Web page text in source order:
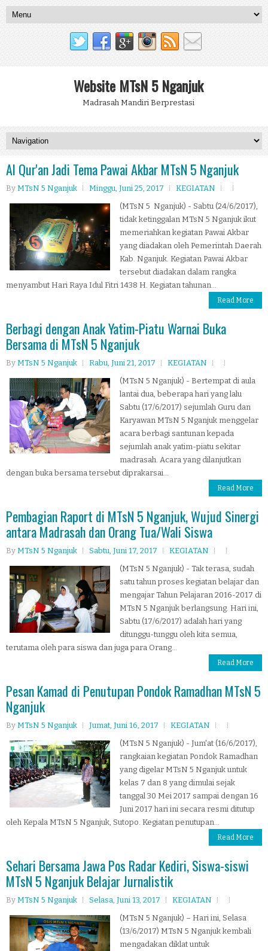
Website MTsN 5 Nganjuk
Madrasah Mandiri Berprestasi
Al Qur'an Jadi Tema Pawai Akbar MTsN 5 Nganjuk
By MTsN 5 Nganjuk Minggu, Juni 25, 2017
KEGIATAN
(MTsN 5 Nganjuk) - Sabtu (24/6/2017),
tidak ketinggalan MTsN 5 Nganjuk ikut
memeriahkan kegiatan Pawai Akbar
yang diadakan oleh Pemerintah Daerah
Kab. Nganjuk. Kegiatan Pawai Akbar
tersebut diadakan dalam rangka
menyambut Hari Raya Idul Fitri 1438 H. Kegiatan tahunan...
Read More
Berbagi dengan Anak Yatim-Piatu Warnai Buka
Bersama di MTsN 5 Nganjuk
By MTsN 5 Nganjuk Rabu, Juni 21, 2017
KEGIATAN
(MTsN 5 Nganjuk) - Bertempat di aula
lantai dua, beberapa hari yang lalu
Sabtu (17/6/2017) sejumlah Guru dan
Karyawan MTsN 5 Nganjuk menggelar
acara berbagi santunan kepada
sejumlah anak yatim-piatu sekitar
madrasah. Acara yang dilanjutkan
dengan buka bersama tersebut diprakarsai...
Read More
Pembagian Raport di MTsN 5 Nganjuk, Wujud Sinergi
antara Madrasah dan Orang Tua/Wali Siswa
By MTsN 5 Nganjuk Sabtu, Juni 17, 2017
KEGIATAN
(MTsN 5 Nganjuk) - Tak terasa, sudah
satu tahun proses kegiatan belajar dan
mengajar Tahun Pelajaran 2016-2017 di
MTsN 5 Nganjuk berlangsung. Hari ini,
Sabtu (17/6/2017) adalah hari yang
ditunggu-tunggu oleh kita semua,
terutama oleh para siswa dan juga para Orang...
Read More
Pesan Kamad di Penutupan Pondok Ramadhan MTsN 5
Nganjuk
By MTsN 5 Nganjuk Jumat, Juni 16, 2017
KEGIATAN
(MTsN 5 Nganjuk) - Jum'at (16/6/2017),
rangkaian kegiatan Pondok Ramadhan
yang digelar MTsN 5 Nganjuk untuk
kelas 7 dan 8 yang dimulai sejak
tanggal 30 Mei 2017 sampai dengan 16
Juni 2017 hari ini secara resmi ditutup
oleh Kepala MTsN 5 Nganjuk, Sutopo. Kegiatan penutupan...
Read More
Sehari Bersama Jawa Pos Radar Kediri, Siswa-siswi
MTsN 5 Nganjuk Belajar Jurnalistik
By MTsN 5 Nganjuk Selasa, Juni 13, 2017
KEGIATAN
(MTsN 5 Nganjuk) – Hari ini, Selasa
(13/6/2017) MTsN 5 Nganjuk kembali
mengadakan diklat untuk